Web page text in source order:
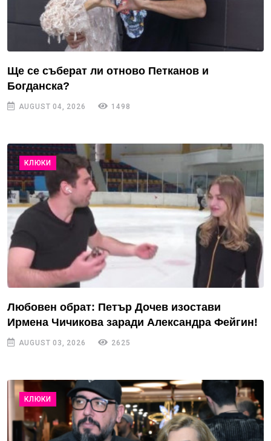
Ще се съберат ли отново Петканов и
Богданска?
AUGUST 04, 2026 1498
КЛЮКИ
Любовен обрат: Петър Дочев изостави
Ирмена Чичикова заради Александра Фейгин!
AUGUST 03, 2026 2625
КЛЮКИ